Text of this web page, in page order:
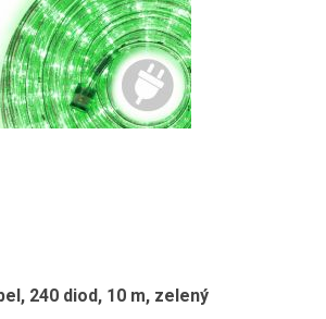
240 diod, 10 m, zelený